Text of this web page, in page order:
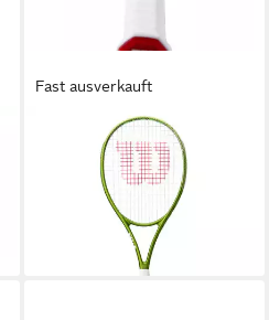
Fast ausverkauft
Tennisschläger Blade Feel
Team 103in/275g/Freizeit
2026 grün - besaitet
lieferbar - in 3-4 Werktagen bei dir